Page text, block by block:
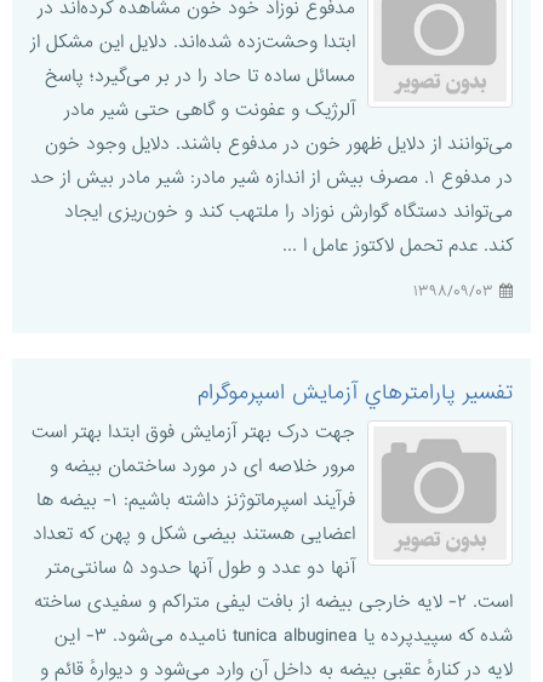
مدفوع نوزاد خود خون مشاهده کرده‌اند در
ابتدا وحشت‌زده شده‌اند. دلایل این مشکل از
مسائل ساده تا حاد را در بر می‌گیرد؛ پاسخ
آلرژیک و عفونت و گاهی حتی شیر مادر
می‌توانند از دلایل ظهور خون در مدفوع باشند. دلایل وجود خون
در مدفوع ۱. مصرف بیش از اندازه شیر مادر: شیر مادر بیش از حد
می‌تواند دستگاه گوارش نوزاد را ملتهب کند و خون‌ریزی ایجاد
کند. عدم تحمل لاکتوز عامل ا ...
تفسير پارامترهاي آزمايش اسپرموگرام
جهت درک بهتر آزمایش فوق ابتدا بهتر است
مرور خلاصه ای در مورد ساختمان بیضه و
فرآیند اسپرماتوژنز داشته باشیم: ۱- بیضه ها
اعضايى هستند بيضى شکل و پهن که تعداد
آنها دو عدد و طول آنها حدود ۵ سانتى‌متر
است. ۲- لايه خارجى بيضه از بافت ليفى متراکم و سفيدى ساخته
شده که سپيدپرده یا tunica albuginea ناميده مى‌شود. ۳- اين
لايه در کنارهٔ عقبى بيضه به داخل آن وارد مى‌شود و ديوارهٔ قائم و